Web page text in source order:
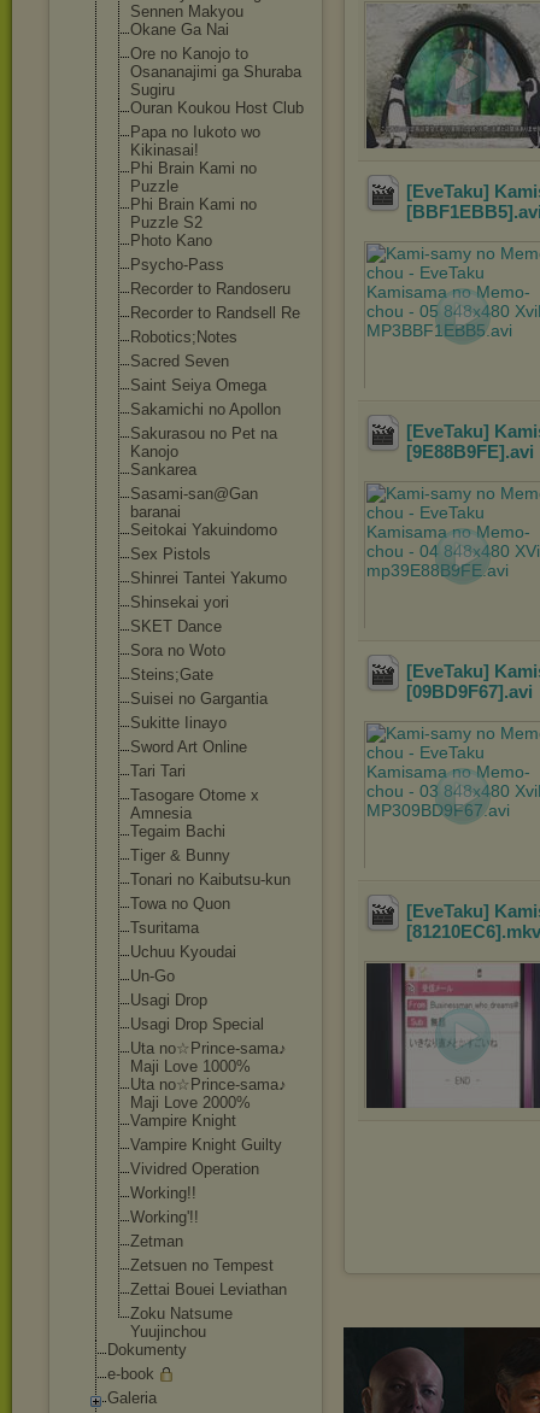
Sennen Makyou
Okane Ga Nai
Ore no Kanojo to
Osananajimi ga Shuraba
Sugiru
Ouran Koukou Host Club
Papa no Iukoto wo
Kikinasai!
Phi Brain Kami no
Puzzle
Phi Brain Kami no
Puzzle S2
Photo Kano
Psycho-Pass
Recorder to Randoseru
Recorder to Randsell Re
Robotics;Notes
Sacred Seven
Saint Seiya Omega
Sakamichi no Apollon
Sakurasou no Pet na
Kanojo
Sankarea
Sasami-san@Gan
baranai
Seitokai Yakuindomo
Sex Pistols
Shinrei Tantei Yakumo
Shinsekai yori
SKET Dance
Sora no Woto
Steins;Gate
Suisei no Gargantia
Sukitte Iinayo
Sword Art Online
Tari Tari
Tasogare Otome x
Amnesia
Tegaim Bachi
Tiger & Bunny
Tonari no Kaibutsu-kun
Towa no Quon
Tsuritama
Uchuu Kyoudai
Un-Go
Usagi Drop
Usagi Drop Special
Uta no☆Prince-sama♪
Maji Love 1000%
Uta no☆Prince-sama♪
Maji Love 2000%
Vampire Knight
Vampire Knight Guilty
Vividred Operation
Working!!
Working'!!
Zetman
Zetsuen no Tempest
Zettai Bouei Leviathan
Zoku Natsume
Yuujinchou
Dokumenty
e-book
Galeria
[EveTaku]
[BBF1EBB5]
[EveTaku]
[9E88B9FE] .avi
[EveTaku]
[09BD9F67] .avi
[EveTaku]
[81210EC6]